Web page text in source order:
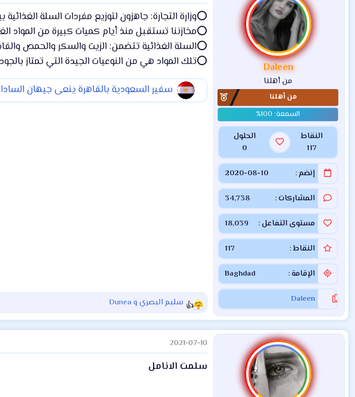
Daleen
من أهلنا
من أهلنا
النقاط
117
الحلول
0
إنضم 2020-08-10
المشاركات 34,738
مستوى التفاعل 18,039
النقاط 117
الإقامة Baghdad
Daleen
⭕️وزارة التجارة: جاهزون لتوزيع مفردات السلة
⭕️مخازننا تستقبل منذ أيام كميات كبيرة من المواد
⭕️السلة الغذائية تتضمن: الزيت والسكر والحمص
⭕️تلك المواد هي من النوعيات الجيدة التي تمتاز
سفير السعودية بالقاهرة ينعى جيهان
ا
ل
ت
ف
ا
ع
سليم البصري و Dunea
2021-07-10
سلمت الانامل